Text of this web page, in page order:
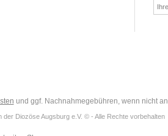
und ggf. Nachnahmegebühren, wenn nicht
Diozöse Augsburg e.V. © - Alle Rechte vorbehalten